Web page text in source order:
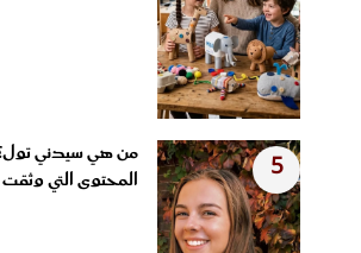
5
من هي سيدني
المحتوى التي